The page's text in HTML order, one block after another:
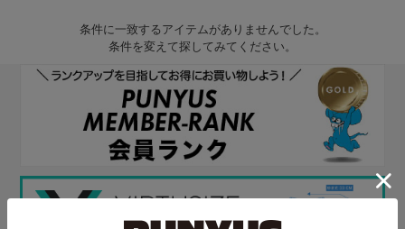
条件に一致するアイテムがありませんでした。
条件を変えて探してみてください。